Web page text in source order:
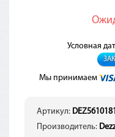
Условная
Мы принимаем
Артикул: DEZ5610181
Производитель: